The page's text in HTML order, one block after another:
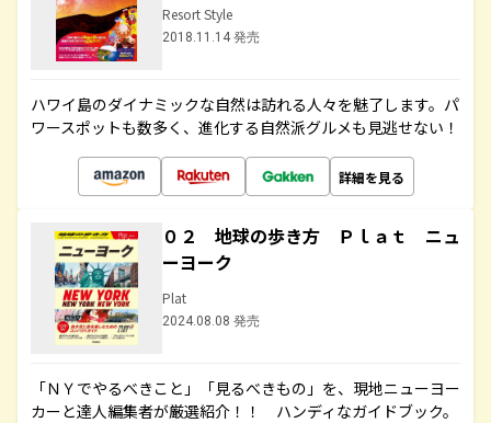
Resort Style
2018.11.14 発売
ハワイ島のダイナミックな自然は訪れる人々を魅了します。パ
ワースポットも数多く、進化する自然派グルメも見逃せない！
詳細を見る
０２ 地球の歩き方 Ｐｌａｔ ニュ
ーヨーク
Plat
2024.08.08 発売
「ＮＹでやるべきこと」「見るべきもの」を、現地ニューヨー
カーと達人編集者が厳選紹介！！ ハンディなガイドブック。